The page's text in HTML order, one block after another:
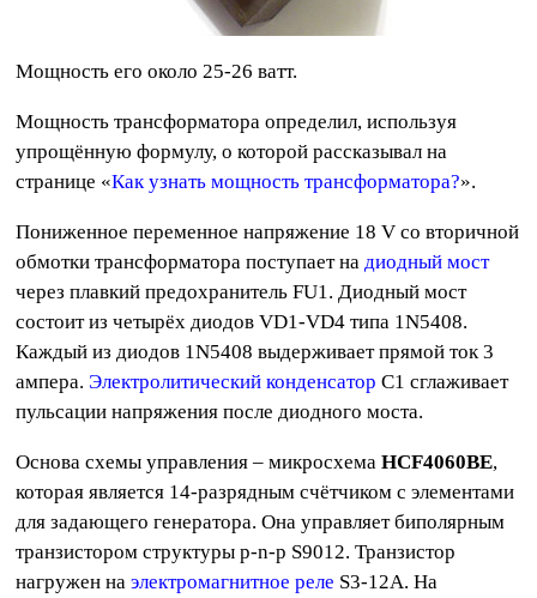
Мощность его около 25-26 ватт.
Мощность трансформатора определил, используя
упрощённую формулу, о которой рассказывал на
странице «Как узнать мощность трансформатора?».
Пониженное переменное напряжение 18 V со вторичной
обмотки трансформатора поступает на диодный мост
через плавкий предохранитель FU1. Диодный мост
состоит из четырёх диодов VD1-VD4 типа 1N5408.
Каждый из диодов 1N5408 выдерживает прямой ток 3
ампера. Электролитический конденсатор C1 сглаживает
пульсации напряжения после диодного моста.
Основа схемы управления – микросхемаHCF4060BE,
которая является 14-разрядным счётчиком с элементами
для задающего генератора. Она управляет биполярным
транзистором структуры p-n-p S9012. Транзистор
нагружен наэлектромагнитное реле S3-12A. На